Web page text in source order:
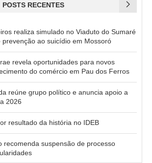
POSTS RECENTES
realiza simulado no Viaduto do Sumaré
ao suicídio em Mossoró
revela oportunidades para novos
do comércio em Pau dos Ferros
reúne grupo político e anuncia apoio a
2026
resultado da história no IDEB
recomenda suspensão de processo